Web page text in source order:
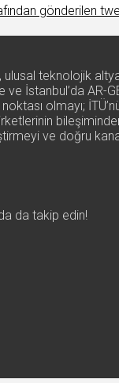
gönderilen
ulusal teknolojik
ve İstanbul’da AR-
olmayı;
ve doğru
da takip edin!